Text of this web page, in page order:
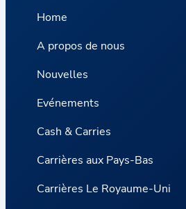
Home
A propos de nous
Nouvelles
Evénements
Cash & Carries
Carrières aux Pays-Bas
Carrières Le Royaume-Uni